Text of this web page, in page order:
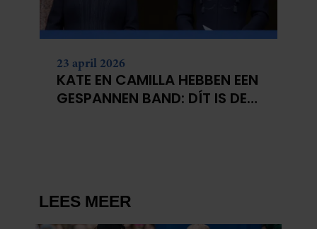
verzameld op basis van uw gebruik van hun services. U
gaat akkoord met onze cookies als u onze website blijft
23 april 2026
KATE EN CAMILLA HEBBEN EEN
GESPANNEN BAND: DÍT IS DE